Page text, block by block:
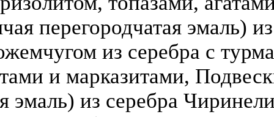
перегородчатая эмаль)
из серебра с
и марказитами,
эмаль) из серебра